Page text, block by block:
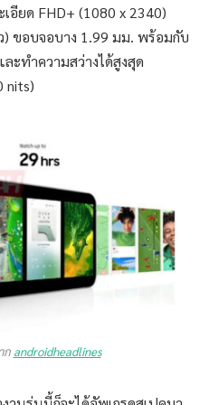
เอียด FHD+ (1080 x 2340)
) ขอบจอบาง 1.99 มม. พร้อมกับ
ะทำความสว่างได้สูงสุด
nits)
ก androidheadlines